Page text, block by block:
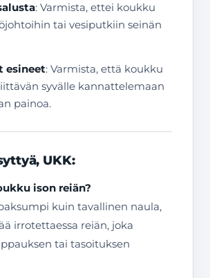
: Varmista, ettei koukku
tai vesiputkiin seinän
esineet: Varmista, että koukku
syvälle kannattelemaan
painoa.
UKK:
ison reiän?
kuin tavallinen naula,
irrotettaessa reiän, joka
tai tasoituksen